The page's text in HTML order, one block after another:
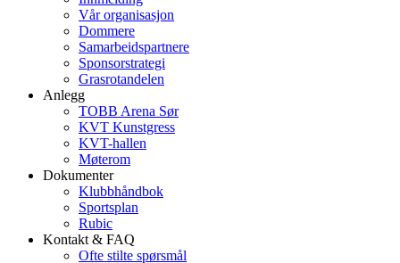
Vår organisasjon
Dommere
Samarbeidspartnere
Sponsorstrategi
Grasrotandelen
Anlegg
TOBB Arena Sør
KVT Kunstgress
KVT-hallen
Møterom
Dokumenter
Klubbhåndbok
Sportsplan
Rubic
Kontakt & FAQ
Ofte stilte spørsmål